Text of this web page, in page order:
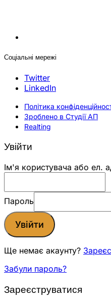
Соціальні мережі
Twitter
LinkedIn
Політика
Зроблено в Студії АП
Realting
Увійти
Ім'я користувача або ел.
Пароль
Увійти
Ще немає акаунту?
Забули пароль?
Зареєструватися